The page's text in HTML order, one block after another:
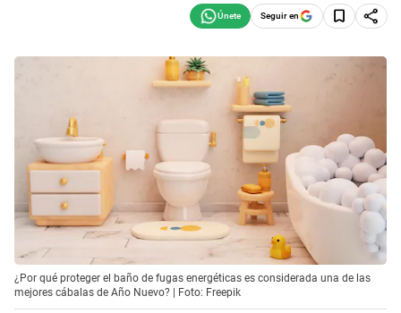
Seguir en
¿Por qué proteger el baño de fugas energéticas es considerada una de las
mejores cábalas de Año Nuevo? | Foto: Freepik